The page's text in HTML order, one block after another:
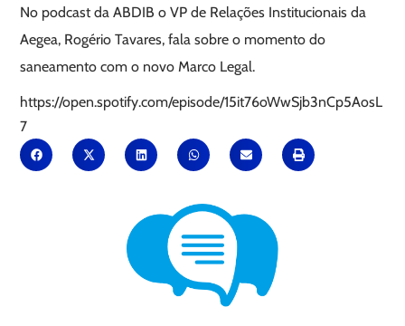
No podcast da ABDIB o VP de Relações Institucionais da
Aegea, Rogério Tavares, fala sobre o momento do
saneamento com o novo Marco Legal.
https://open.spotify.com/episode/15it76oWwSjb3nCp5AosL
7